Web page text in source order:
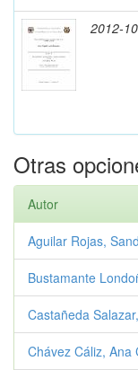
2012-10
Otras
Autor
Aguilar Rojas,
Bustamante
Castañeda
Chávez Cáliz, Ana